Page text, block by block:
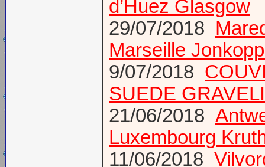
d’Huez Glasgow
29/07/2018
Marseille
9/07/2018
SUEDE
21/06/2018
Luxembourg
11/06/2018